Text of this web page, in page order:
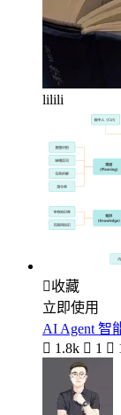
lilili
收藏
立即使用
AI Agent 智
 1.8k  1 